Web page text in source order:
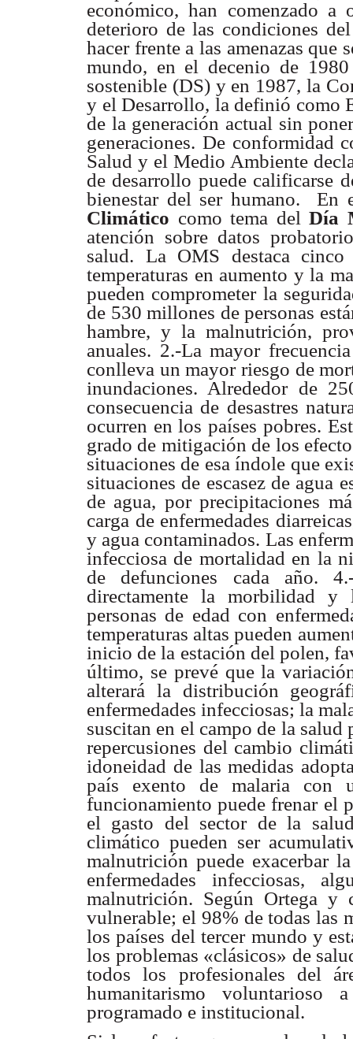
económico, han comenzado a
deterioro de las condiciones
hacer frente a las amenazas que
mundo, en el decenio de
sostenible (DS) y en 1987, la
y el Desarrollo, la definió como
de la generación actual sin
generaciones. De
Salud y el Medio Ambiente
de desarrollo puede calificarse
bienestar del ser humano. En
Climático como tema delDía
atención sobre datos
salud. La OMS destaca
temperaturas en aumento y la
pueden comprometer la
de 530 millones de personas
hambre, y la malnutrición,
anuales. 2.-La mayor
conlleva un mayor riesgo de
inundaciones. Alrededor de
consecuencia de desastres
ocurren en los países pobres.
grado de mitigación de los
situaciones de esa índole que
situaciones de escasez de agua
de agua, por precipitaciones
carga de enfermedades
y agua contaminados. Las
infecciosa de mortalidad en la
de defunciones cada año.
directamente la morbilidad y
personas de edad con
temperaturas altas pueden
inicio de la estación del polen,
último, se prevé que la
alterará la distribución
enfermedades infecciosas; la
suscitan en el campo de la
repercusiones del cambio
idoneidad de las medidas
país exento de malaria con
funcionamiento puede frenar el
el gasto del sector de la
climático pueden ser
malnutrición puede exacerbar
enfermedades infecciosas,
malnutrición. Según Ortega y
vulnerable; el 98% de todas las
los países del tercer mundo y
los problemas «clásicos» de
todos los profesionales del
humanitarismo voluntarioso
programado e institucional.